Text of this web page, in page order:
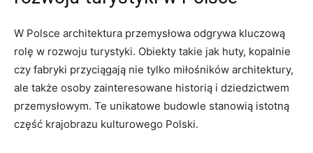
W Polsce architektura przemysłowa odgrywa kluczową
rolę w rozwoju turystyki. Obiekty takie jak huty, kopalnie
czy fabryki przyciągają nie tylko miłośników architektury,
ale także osoby zainteresowane historią i dziedzictwem
przemysłowym. Te unikatowe budowle stanowią istotną
część krajobrazu kulturowego Polski.